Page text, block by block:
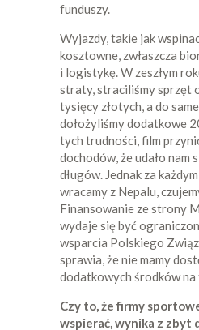
funduszy.
Wyjazdy, takie jak
kosztowne, zwłaszcza
i logistykę. W zeszłym
straty, straciliśmy sprzęt
tysięcy złotych, a do
dołożyliśmy dodatkowe
tych trudności, film
dochodów, że udało nam
długów. Jednak za
wracamy z Nepalu,
Finansowanie ze strony
wydaje się być
wsparcia Polskiego
sprawia, że nie mamy
dodatkowych środków
Czy to, że firmy
wspierać, wynika z zbyt